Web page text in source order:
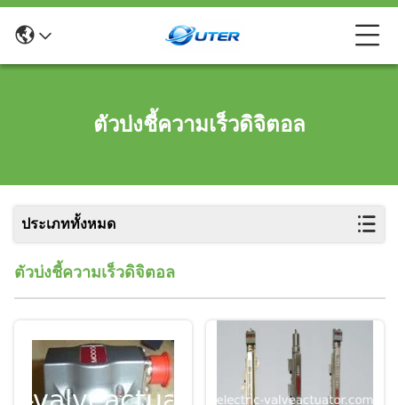
ตัวบ่งชี้ความเร็วดิจิตอล
ประเภททั้งหมด
ตัวบ่งชี้ความเร็วดิจิตอล